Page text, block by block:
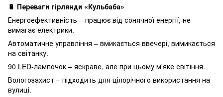
🔋 Переваги гірлянди «Кульбаба»
Енергоефективність – працює від сонячної енергії, не
вимагає електрики.
Автоматичне управління – вмикається ввечері, вимикається
на світанку.
90 LED-лампочок – яскраве, але при цьому м'яке світіння.
Вологозахист – підходить для цілорічного використання на
вулиці.